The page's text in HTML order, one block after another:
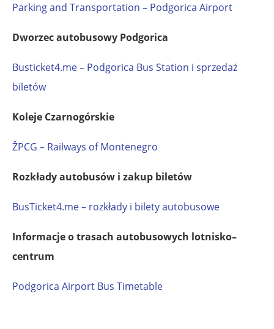
Parking and Transportation – Podgorica Airport
Dworzec autobusowy Podgorica
Busticket4.me – Podgorica Bus Station i sprzedaż
biletów
Koleje Czarnogórskie
ŽPCG – Railways of Montenegro
Rozkłady autobusów i zakup biletów
BusTicket4.me – rozkłady i bilety autobusowe
Informacje o trasach autobusowych lotnisko–
centrum
Podgorica Airport Bus Timetable